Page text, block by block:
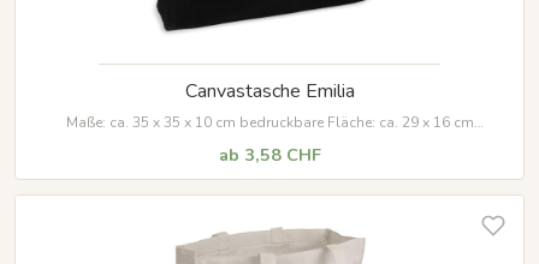
Canvastasche Emilia
Maße: ca. 35 x 35 x 10 cm bedruckbare Fläche: ca. 29 x 16 cm
ab 3,58 CHF